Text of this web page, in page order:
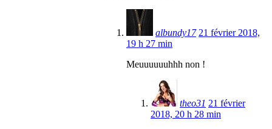
albundy17 21 février 2018,
19 h 27 min
Meuuuuuuhhh non !
theo31 21 février
2018, 20 h 28 min